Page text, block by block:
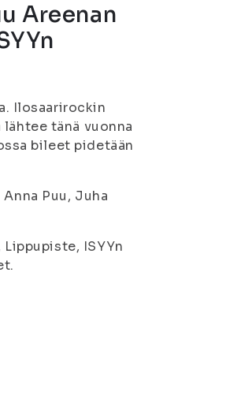
Areenan
Ilosaarirockin
tänä vuonna
bileet pidetään
Puu, Juha
ISYYn